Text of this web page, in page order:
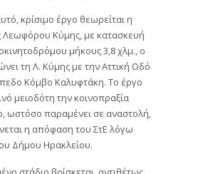
κρίσιμο έργο θεωρείται η
Λεωφόρου Κύμης, με κατασκευή
μήκους 3,8 χλμ., ο
τη Λ. Κύμης με την Αττική Οδό
Κόμβο Καλυφτάκη. Το έργο
μειοδότη την κοινοπραξία
ωστόσο παραμένει σε αναστολή,
η απόφαση του ΣτΕ λόγω
Δήμου Ηρακλείου.